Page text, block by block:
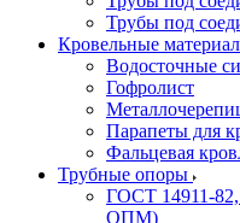
Трубы под
Кровельные
Водосточные
Гофролист
Парапеты для
Фальцевая
Трубные опоры
ГОСТ 14911-
ОПМ)